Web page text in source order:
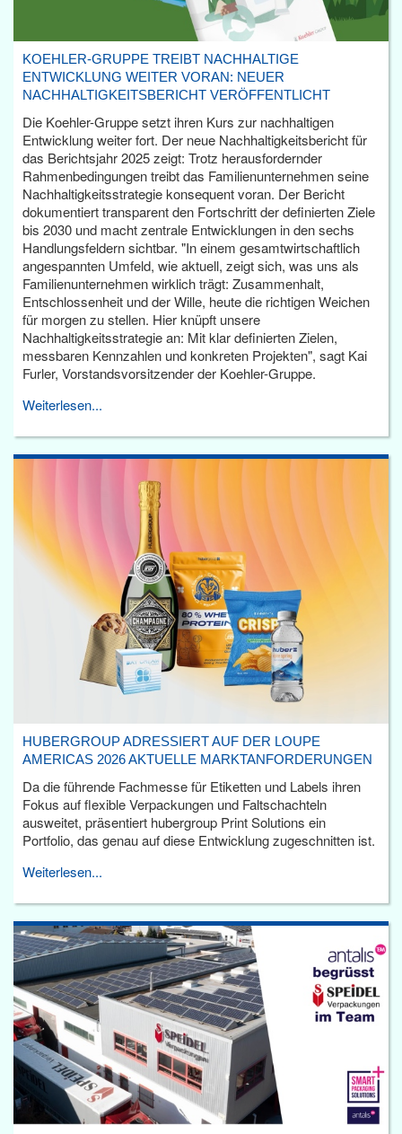
KOEHLER-GRUPPE TREIBT NACHHALTIGE
ENTWICKLUNG WEITER VORAN: NEUER
NACHHALTIGKEITSBERICHT VERÖFFENTLICHT
Die Koehler-Gruppe setzt ihren Kurs zur nachhaltigen
Entwicklung weiter fort. Der neue Nachhaltigkeitsbericht für
das Berichtsjahr 2025 zeigt: Trotz herausfordernder
Rahmenbedingungen treibt das Familienunternehmen seine
Nachhaltigkeitsstrategie konsequent voran. Der Bericht
dokumentiert transparent den Fortschritt der definierten Ziele
bis 2030 und macht zentrale Entwicklungen in den sechs
Handlungsfeldern sichtbar. "In einem gesamtwirtschaftlich
angespannten Umfeld, wie aktuell, zeigt sich, was uns als
Familienunternehmen wirklich trägt: Zusammenhalt,
Entschlossenheit und der Wille, heute die richtigen Weichen
für morgen zu stellen. Hier knüpft unsere
Nachhaltigkeitsstrategie an: Mit klar definierten Zielen,
messbaren Kennzahlen und konkreten Projekten", sagt Kai
Furler, Vorstandsvorsitzender der Koehler-Gruppe.
Weiterlesen...
HUBERGROUP ADRESSIERT AUF DER LOUPE
AMERICAS 2026 AKTUELLE MARKTANFORDERUNGEN
Da die führende Fachmesse für Etiketten und Labels ihren
Fokus auf flexible Verpackungen und Faltschachteln
ausweitet, präsentiert hubergroup Print Solutions ein
Portfolio, das genau auf diese Entwicklung zugeschnitten ist.
Weiterlesen...